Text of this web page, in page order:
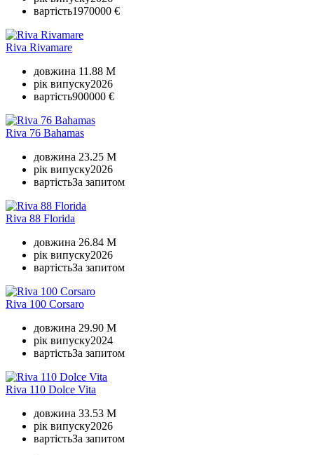
вартість1970000 €
Riva Rivamare
довжина 11.88 M
рік випуску2026
вартість900000 €
Riva 76 Bahamas
довжина 23.25 M
рік випуску2026
вартістьЗа запитом
Riva 88 Florida
довжина 26.84 M
рік випуску2026
вартістьЗа запитом
Riva 100 Corsaro
довжина 29.90 M
рік випуску2024
вартістьЗа запитом
Riva 110 Dolce Vita
довжина 33.53 M
рік випуску2026
вартістьЗа запитом